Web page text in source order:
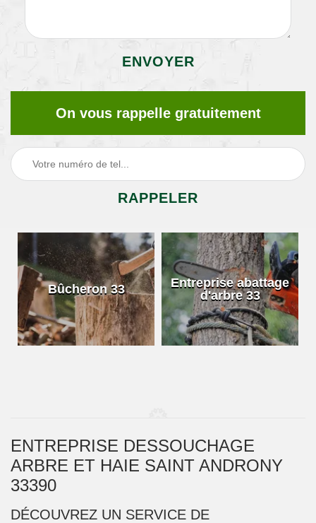
On vous rappelle gratuitement
Bûcheron 33
Entreprise abattage
d'arbre 33
ENTREPRISE DESSOUCHAGE
ARBRE ET HAIE SAINT ANDRONY
33390
DÉCOUVREZ UN SERVICE DE